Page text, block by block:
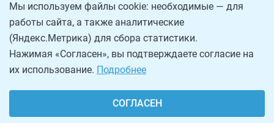
Мы используем файлы cookie: необходимые — для
работы сайта, а также аналитические
(Яндекс.Метрика) для сбора статистики.
Нажимая «Согласен», вы подтверждаете согласие на
их использование. Подробнее
СОГЛАСЕН